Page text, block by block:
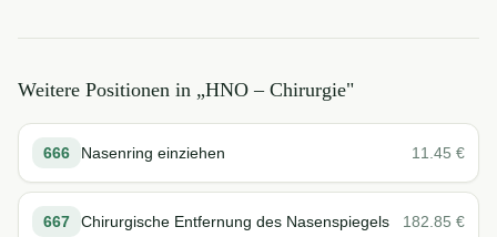
Weitere Positionen in „HNO – Chirurgie"
666 Nasenring einziehen 11.45 €
667 Chirurgische Entfernung des Nasenspiegels 182.85 €